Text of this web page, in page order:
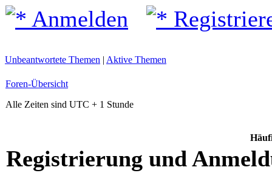
Anmelden
Unbeantwortete Themen | Aktive Themen
Foren-Übersicht
Alle Zeiten sind UTC + 1 Stunde
Registrierung und